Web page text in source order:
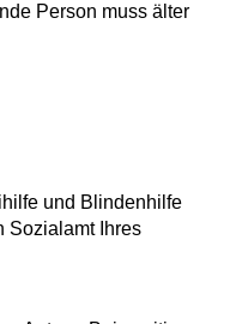
Person muss älter
und Blindenhilfe
Sozialamt Ihres